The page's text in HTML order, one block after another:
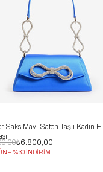
Saks Mavi Saten Taşlı Kadın El
₺6.800,00
%30 İNDİRİM